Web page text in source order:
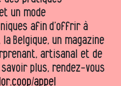
un mode
afin d’offrir à
Belgique, un magazine
artisanal et de
plus, rendez-vous
appel